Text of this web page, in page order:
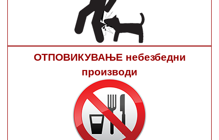
ОТПОВИКУВАЊЕ небезбедни
производи